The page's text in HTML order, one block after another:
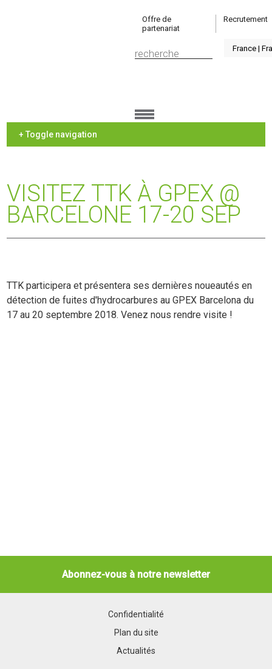
Offre de
partenariat
Recrutement
+ Toggle navigation
VISITEZ TTK À GPEX @
BARCELONE 17-20 SEP
TTK participera et présentera ses dernières noueautés en
détection de fuites d'hydrocarbures au GPEX Barcelona du
17 au 20 septembre 2018. Venez nous rendre visite !
Abonnez-vous à notre newsletter
Confidentialité
Plan du site
Actualités